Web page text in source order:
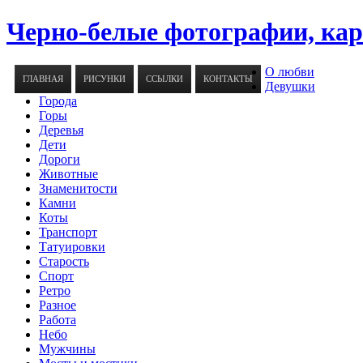
Черно-белые фотографии,
ГЛАВНАЯ РИСУНКИ ССЫЛКИ КОНТАКТЫ
О любви
Девушки
Города
Горы
Деревья
Дети
Дороги
Животные
Знаменитости
Камни
Коты
Транспорт
Татуировки
Старость
Спорт
Ретро
Разное
Работа
Небо
Мужчины